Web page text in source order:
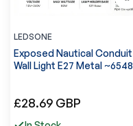
LEDSONE
Exposed Nautical Conduit
Wall Light E27 Metal ~6548
Normale
£28.69 GBP